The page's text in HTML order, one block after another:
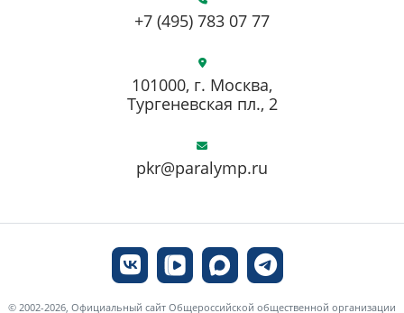
+7 (495) 783 07 77
pkr@paralymp.ru
101000, г. Москва,
Тургеневская пл., 2
© 2002-2026, Официальный сайт Общероссийской общественной организации